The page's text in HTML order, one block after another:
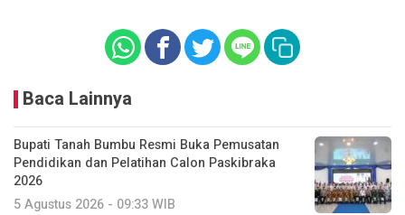
Baca Lainnya
Bupati Tanah Bumbu Resmi Buka Pemusatan
Pendidikan dan Pelatihan Calon Paskibraka
2026
5 Agustus 2026 - 09:33 WIB